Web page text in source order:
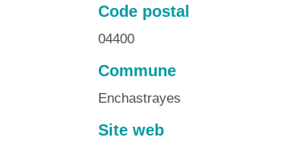
Code postal
04400
Commune
Enchastrayes
Site web